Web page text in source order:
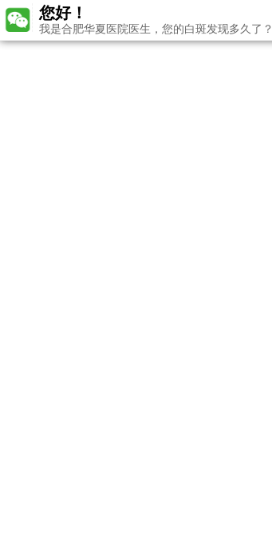
您好！
我是合肥华夏医院医生，您的白斑发现多久了？